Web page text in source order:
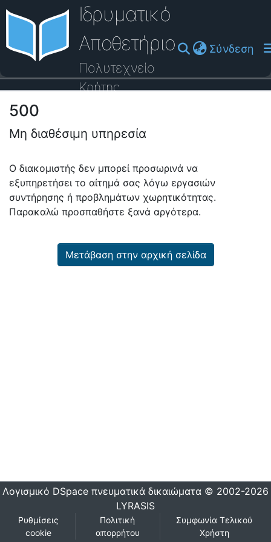
Ιδρυματικό
Αποθετήριο
Πολυτεχνείο
Κρήτης
Σύνδεση
Οδηγός Βοήθειας
500
Μη διαθέσιμη υπηρεσία
Ο διακομιστής δεν μπορεί προσωρινά να
εξυπηρετήσει το αίτημά σας λόγω εργασιών
συντήρησης ή προβλημάτων χωρητικότητας.
Παρακαλώ προσπαθήστε ξανά αργότερα.
Μετάβαση στην αρχική σελίδα
Λογισμικό DSpace πνευματικά δικαιώματα © 2002-2026
LYRASIS
Ρυθμίσεις
cookie
Πολιτική
απορρήτου
Συμφωνία Τελικού
Χρήστη